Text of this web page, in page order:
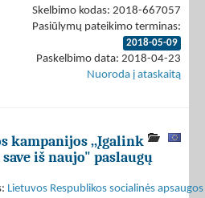
Skelbimo kodas: 2018-667057
Pasiūlymų pateikimo terminas:
2018-05-09
Paskelbimo data: 2018-04-23
Nuoroda į ataskaitą
kampanijos ,,Įgalink
iš naujo" paslaugų
Lietuvos Respublikos socialinės